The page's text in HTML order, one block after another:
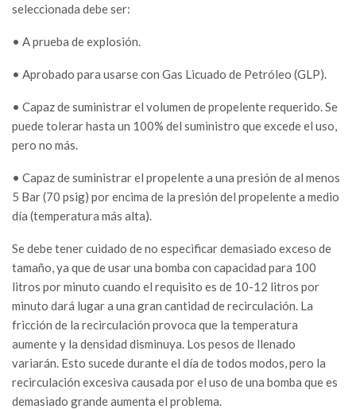
seleccionada debe ser:
• A prueba de explosión.
• Aprobado para usarse con Gas Licuado de Petróleo (GLP).
• Capaz de suministrar el volumen de propelente requerido. Se
puede tolerar hasta un 100% del suministro que excede el uso,
pero no más.
• Capaz de suministrar el propelente a una presión de al menos
5 Bar (70 psig) por encima de la presión del propelente a medio
día (temperatura más alta).
Se debe tener cuidado de no especificar demasiado exceso de
tamaño, ya que de usar una bomba con capacidad para 100
litros por minuto cuando el requisito es de 10-12 litros por
minuto dará lugar a una gran cantidad de recirculación. La
fricción de la recirculación provoca que la temperatura
aumente y la densidad disminuya. Los pesos de llenado
variarán. Esto sucede durante el día de todos modos, pero la
recirculación excesiva causada por el uso de una bomba que es
demasiado grande aumenta el problema.